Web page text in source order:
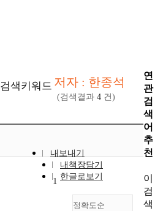
검색키워드 저자 : 한종석
(검색결과 4 건)
내보내기
내책장담기
한글로보기
정확도순
1
연
관
검
색
어
추
천
이
검
색